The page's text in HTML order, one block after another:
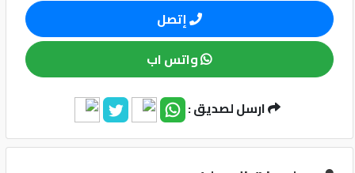
2020
©
نوافذ
نوافذ كهربائية امامية
نظام الصوت
مبدل أقراص
إتصل
واتس اب
ارسل لصديق :